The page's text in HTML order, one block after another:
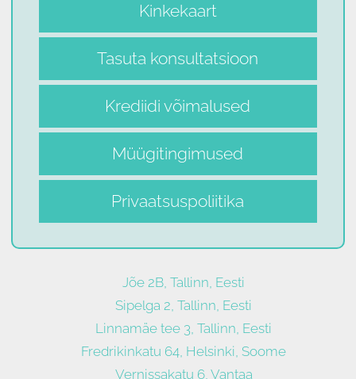
Kinkekaart
Tasuta konsultatsioon
Krediidi võimalused
Müügitingimused
Privaatsuspoliitika
Jõe 2B, Tallinn, Eesti
Sipelga 2, Tallinn, Eesti
Linnamäe tee 3, Tallinn, Eesti
Fredrikinkatu 64, Helsinki, Soome
Vernissakatu 6, Vantaa